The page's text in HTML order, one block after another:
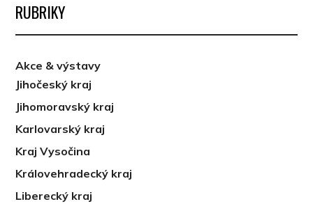
RUBRIKY
Akce & výstavy
Jihočeský kraj
Jihomoravský kraj
Karlovarský kraj
Kraj Vysočina
Královehradecký kraj
Liberecký kraj